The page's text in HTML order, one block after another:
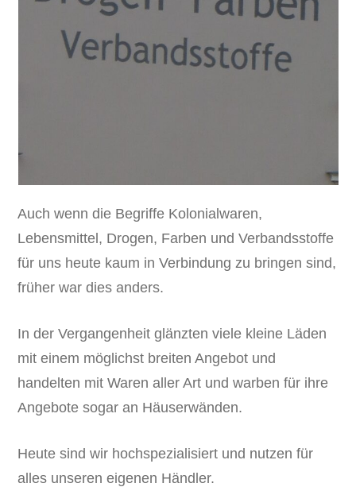
Auch wenn die Begriffe Kolonialwaren,
Lebensmittel, Drogen, Farben und Verbandsstoffe
für uns heute kaum in Verbindung zu bringen sind,
früher war dies anders.
In der Vergangenheit glänzten viele kleine Läden
mit einem möglichst breiten Angebot und
handelten mit Waren aller Art und warben für ihre
Angebote sogar an Häuserwänden.
Heute sind wir hochspezialisiert und nutzen für
alles unseren eigenen Händler.